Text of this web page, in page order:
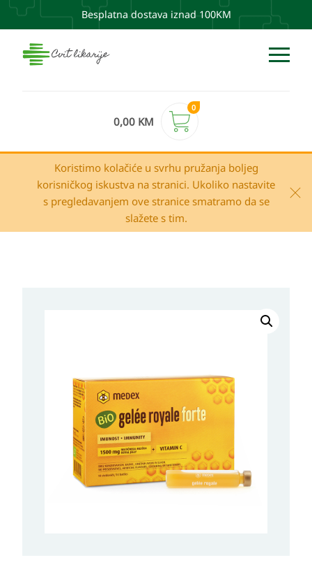
Besplatna dostava iznad 100KM
0,00 KM
0
Koristimo kolačiće u svrhu pružanja boljeg
korisničkog iskustva na stranici. Ukoliko nastavite
s pregledavanjem ove stranice smatramo da se
slažete s tim.